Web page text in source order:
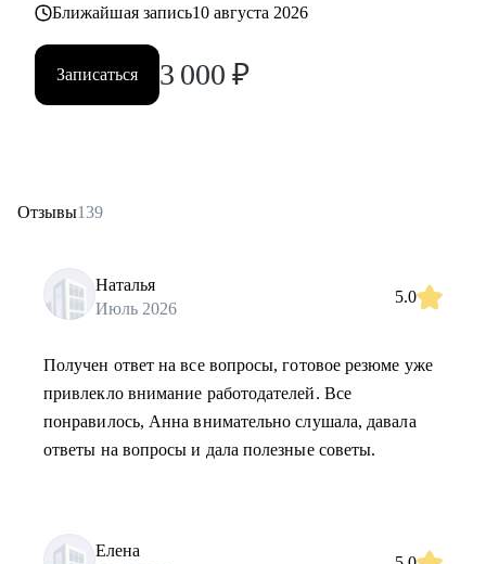
Ближайшая запись10 августа 2026
Записаться 3 000 ₽
Отзывы139
Наталья
Июль 2026
5.0
Получен ответ на все вопросы, готовое резюме уже
привлекло внимание работодателей. Все
понравилось, Анна внимательно слушала, давала
ответы на вопросы и дала полезные советы.
Елена